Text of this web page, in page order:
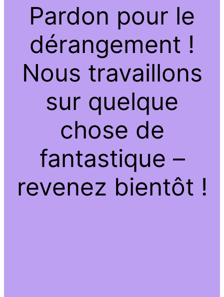
Pardon pour le
dérangement !
Nous travaillons
sur quelque
chose de
fantastique –
revenez bientôt !